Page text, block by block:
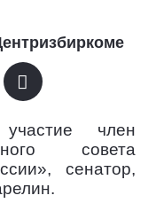
член
совета
сенатор,